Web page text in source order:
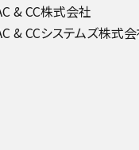
& CC株式会社
& CCシステムズ株式